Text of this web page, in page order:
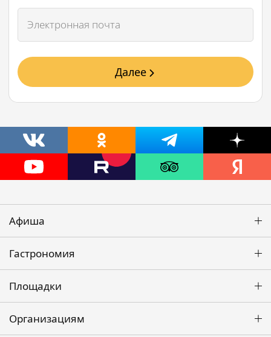
Далее
Афиша
Гастрономия
Площадки
Организациям